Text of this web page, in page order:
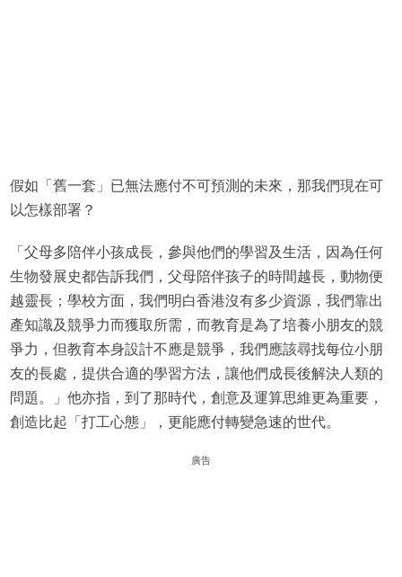
假如「舊一套」已無法應付不可預測的未來，那我們現在可
以怎樣部署？
「父母多陪伴小孩成長，參與他們的學習及生活，因為任何
生物發展史都告訴我們，父母陪伴孩子的時間越長，動物便
越靈長；學校方面，我們明白香港沒有多少資源，我們靠出
產知識及競爭力而獲取所需，而教育是為了培養小朋友的競
爭力，但教育本身設計不應是競爭，我們應該尋找每位小朋
友的長處，提供合適的學習方法，讓他們成長後解決人類的
問題。」他亦指，到了那時代，創意及運算思維更為重要，
創造比起「打工心態」，更能應付轉變急速的世代。
廣告